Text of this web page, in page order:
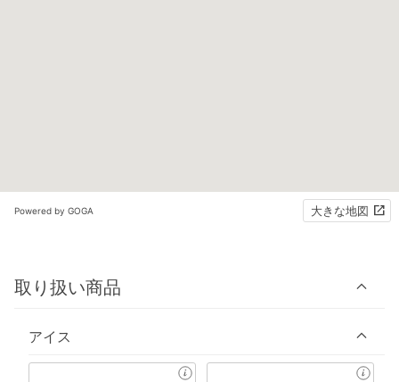
Powered by GOGA 大きな地図
取り扱い商品
アイス